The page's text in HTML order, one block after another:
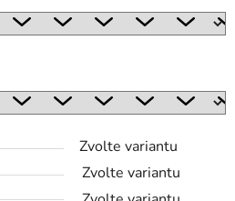
Zvolte variantu
Zvolte variantu